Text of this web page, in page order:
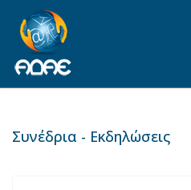
Συνέδρια - Εκδηλώσεις